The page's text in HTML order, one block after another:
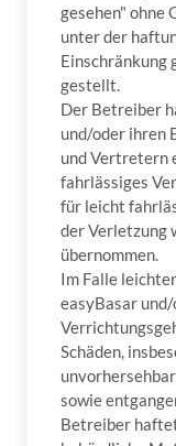
gesehen" ohne
unter der
Einschränkung
gestellt.
Der Betreiber
und/oder ihren
und Vertretern
fahrlässiges
für leicht
der Verletzung
übernommen.
Im Falle
easyBasar
Schäden,
sowie
Betreiber